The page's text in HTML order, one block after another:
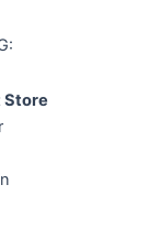
Store